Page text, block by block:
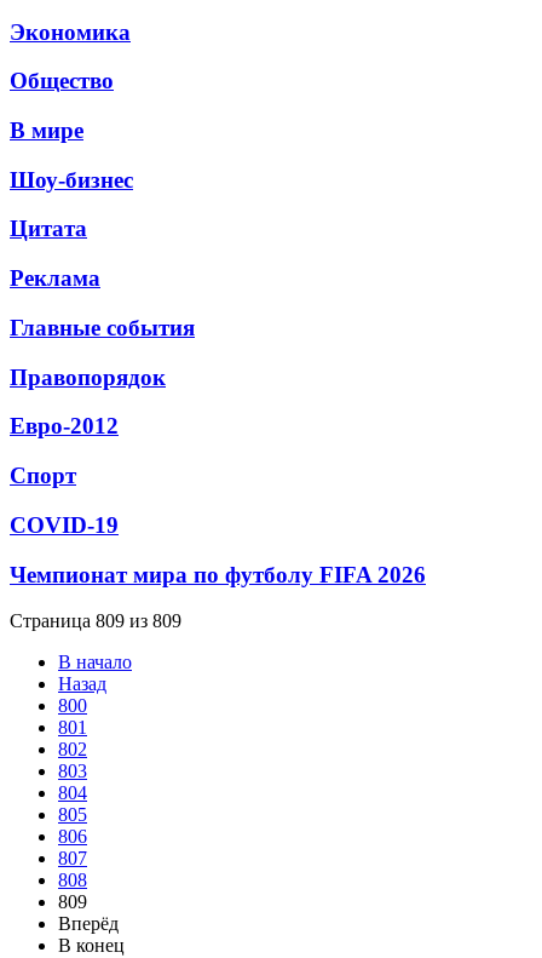
Экономика
Общество
В мире
Шоу-бизнес
Цитата
Реклама
Главные события
Правопорядок
Евро-2012
Спорт
СОVID-19
Чемпионат мира по футболу FIFA 2026
Страница 809 из 809
В начало
Назад
800
801
802
803
804
805
806
807
808
809
Вперёд
В конец